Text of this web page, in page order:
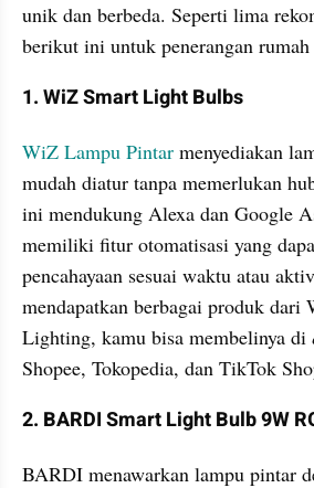
unik dan berbeda. Seperti lima
berikut ini untuk penerangan rumah
1. WiZ Smart Light Bulbs
WiZ Lampu Pintar menyediakan
mudah diatur tanpa memerlukan
ini mendukung Alexa dan Google
memiliki fitur otomatisasi yang
pencahayaan sesuai waktu atau
mendapatkan berbagai produk dari
Lighting, kamu bisa membelinya di
Shopee, Tokopedia, dan TikTok
2. BARDI Smart Light Bulb 9W
BARDI menawarkan lampu pintar